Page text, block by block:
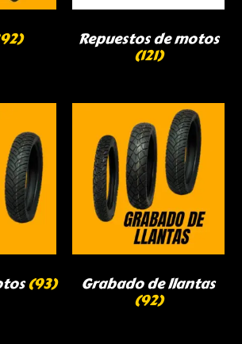
Repuestos de motos
(121)
(93) Grabado de llantas
(92)